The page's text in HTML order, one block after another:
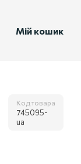
Мій кошик
Код товара
745095-
ua